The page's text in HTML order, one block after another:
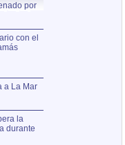
por
con el
a La Mar
la
durante